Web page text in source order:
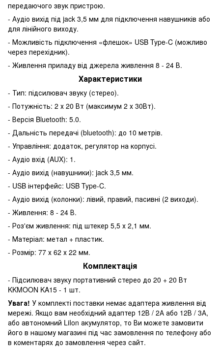
передаючого звук пристрою.
- Аудіо вихід під jack 3,5 мм для підключення навушників або
для лінійного виходу.
- Можливість підключення «флешок» USB Type-C (можливо
через перехідник).
- Живлення приладу від джерела живлення 8 - 24 В.
Характеристики
- Тип: підсилювач звуку (стерео).
- Потужність: 2 х 20 Вт (максимум 2 х 30Вт).
- Версія Bluetooth: 5.0.
- Дальність передачі (bluetooth): до 10 метрів.
- Управління: додаток, регулятор на корпусі.
- Аудіо вхід (AUX): 1.
- Аудіо вихід (навушники): jack 3,5 мм.
- USB інтерфейс: USB Type-C.
- Аудіо вихід (колонки): лівий, правий, пасивні (2 виходи).
- Живлення: 8 - 24 В.
- Роз'єм живлення: під штекер 5,5 х 2,1 мм.
- Матеріал: метал + пластик.
- Розмір: 77 х 62 х 22 мм.
Комплектація
- Підсилювач звуку портативний стерео до 20 + 20 Вт
KKMOON KA15 - 1 шт.
Увага! У комплекті поставки немає адаптера живлення від
мережі. Якщо вам необхідний адаптер 12В / 2А або 12В / 3А,
або автономний LiIon акумулятор, то Ви можете замовити
його в нашому магазині під час замовлення по телефону або
в коментарях до замовлення через сайт.